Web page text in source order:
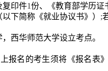
复印件1份、《教育部学历证
下简称《就业协议书》） ;
西华师范大学设立考点。
报名的考生须将《报名表